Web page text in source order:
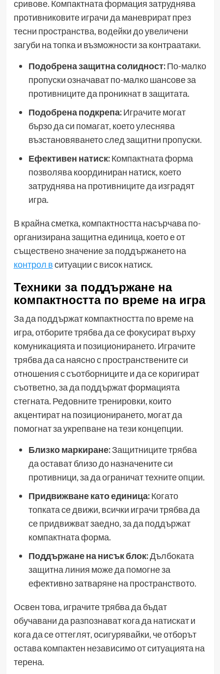
сривове. Компактната формация затруднява
противниковите играчи да маневрират през
тесни пространства, водейки до увеличени
загуби на топка и възможности за контраатаки.
Подобрена защитна солидност:По-малко
пропуски означават по-малко шансове за
противниците да проникнат в защитата.
Подобрена подкрепа:Играчите могат
бързо да си помагат, което улеснява
възстановяването след защитни пропуски.
Ефективен натиск:Компактната форма
позволява координиран натиск, което
затруднява на противниците да изградят
игра.
В крайна сметка, компактността насърчава по-
организирана защитна единица, което е от
съществено значение за поддържането на
контрол вситуации с висок натиск.
Техники за поддържане на
компактността по време на игра
За да поддържат компактността по време на
игра, отборите трябва да се фокусират върху
комуникацията и позиционирането. Играчите
трябва да са наясно с пространствените си
отношения с съотборниците и да се коригират
съответно, за да поддържат формацията
стегната. Редовните тренировки, които
акцентират на позиционирането, могат да
помогнат за укрепване на тези концепции.
Близко маркиране:Защитниците трябва
да остават близо до назначените си
противници, за да ограничат техните опции.
Придвижване като единица:Когато
топката се движи, всички играчи трябва да
се придвижват заедно, за да поддържат
компактната форма.
Поддържане на нисък блок:Дълбоката
защитна линия може да помогне за
ефективно затваряне на пространството.
Освен това, играчите трябва да бъдат
обучавани да разпознават кога да натискат и
кога да се оттеглят, осигурявайки, че отборът
остава компактен независимо от ситуацията на
терена.